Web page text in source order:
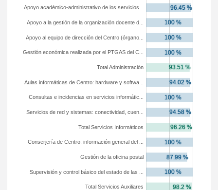
Total Servicios Auxiliares
Supervisión y control básico del estado de las ...
Gestión de la oficina postal
Conserjería de Centro: información general del ...
Total Servicios Informáticos
Servicios de red y sistemas: conectividad, cuen...
Consultas e incidencias en servicios informátic...
Aulas informáticas de Centro: hardware y softwa...
Total Administración
Gestión económica realizada por el PTGAS del C...
Apoyo al equipo de dirección del Centro (órgano...
Apoyo a la gestión de la organización docente d...
Apoyo académico-administrativo de los servicios...